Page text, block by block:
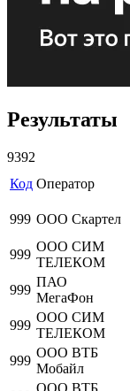
Результаты
9392
Код Оператор
999 ООО Скартел
999
ООО СИМ
ТЕЛЕКОМ
999
ПАО
МегаФон
999
ООО СИМ
ТЕЛЕКОМ
999
ООО ВТБ
Мобайл